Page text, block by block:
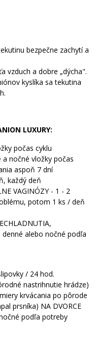
bezpečne zachytí a
vzduch a dobre „dýcha".
kyslíka sa tekutina
LUXURY:
počas cyklu
a nočné vložky počas
aspoň 7 dní
každý deň
VAGINÓZY - 1 - 2
potom 1 ks / deň
denné alebo nočné podľa
/ 24 hod.
nastrihnutie hrádze)
krvácania po pôrode
prsníka) NA DVORCE
podľa potreby